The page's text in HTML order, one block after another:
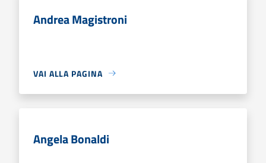
Andrea Magistroni
VAI ALLA PAGINA
Angela Bonaldi